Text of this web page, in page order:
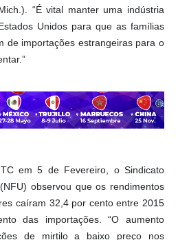
“É vital manter uma indústria
Unidos para que as famílias
de importações estrangeiras para o
em 5 de Fevereiro, o Sindicato
observou que os rendimentos
caíram 32,4 por cento entre 2015
das importações. “O aumento
de mirtilo a baixo preço nos